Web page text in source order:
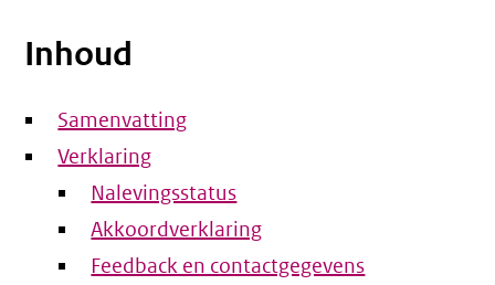
Inhoud
Samenvatting
Verklaring
Nalevingsstatus
Akkoordverklaring
Feedback en contactgegevens